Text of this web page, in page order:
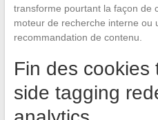
transforme pourtant la façon de
moteur de recherche interne ou
recommandation de contenu.
Fin des cookies
side tagging